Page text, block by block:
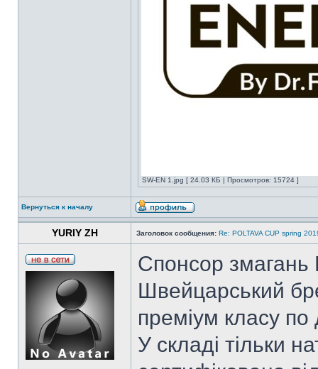
SW-EN 1.jpg [ 24.03 КБ | Просмотров: 15724 ]
Вернуться к началу
YURIY ZH Заголовок сообщения: Re: POLTAVA CUP spring
Спонсор змагань
Швейцарський
преміум класу
У складі тільки